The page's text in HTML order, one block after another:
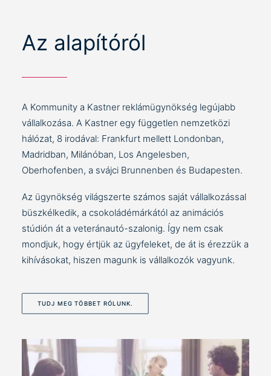
Az alapítóról
A Kommunity a Kastner reklámügynökség legújabb
vállalkozása. A Kastner egy független nemzetközi
hálózat, 8 irodával: Frankfurt mellett Londonban,
Madridban, Milánóban, Los Angelesben,
Oberhofenben, a svájci Brunnenben és Budapesten.
Az ügynökség világszerte számos saját vállalkozással
büszkélkedik, a csokoládémárkától az animációs
stúdión át a veteránautó-szalonig. Így nem csak
mondjuk, hogy értjük az ügyfeleket, de át is érezzük a
kihívásokat, hiszen magunk is vállalkozók vagyunk.
TUDJ MEG TÖBBET RÓLUNK.